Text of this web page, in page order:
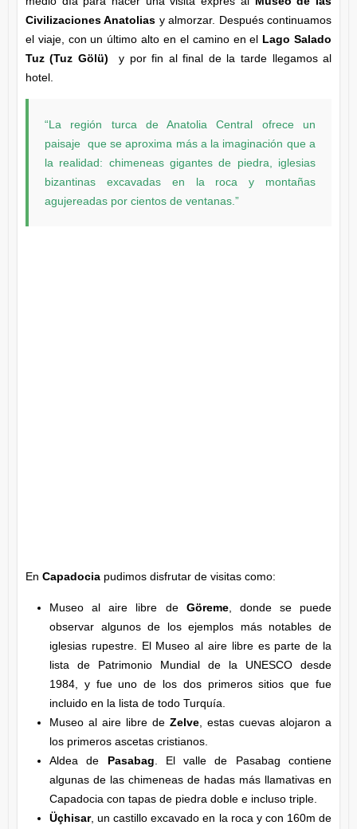
Civilizaciones Anatolias y almorzar. Después continuamos
el viaje, con un último alto en el camino en el Lago Salado
Tuz (Tuz Gölü) y por fin al final de la tarde llegamos al
hotel.
“La región turca de Anatolia Central ofrece un
paisaje que se aproxima más a la imaginación que a
la realidad: chimeneas gigantes de piedra, iglesias
bizantinas excavadas en la roca y montañas
agujereadas por cientos de ventanas.”
En Capadociapudimos disfrutar de visitas como:
Museo al aire libre de Göreme, donde se puede
observar algunos de los ejemplos más notables de
iglesias rupestre. El Museo al aire libre es parte de la
lista de Patrimonio Mundial de la UNESCO desde
1984, y fue uno de los dos primeros sitios que fue
incluido en la lista de todo Turquía.
Museo al aire libre deZelve , estas cuevas alojaron a
los primeros ascetas cristianos.
Aldea de Pasabag . El valle de Pasabag contiene
algunas de las chimeneas de hadas más llamativas en
Capadocia con tapas de piedra doble e incluso triple.
Üçhisar, un castillo excavado en la roca y con 160m de